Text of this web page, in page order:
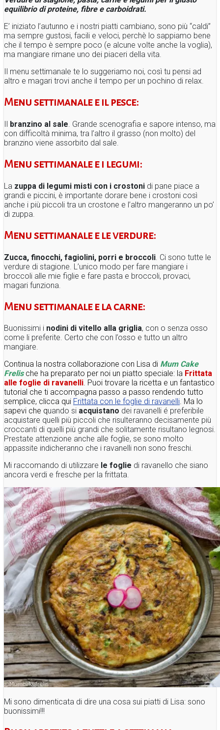
equilibrio di proteine, fibre e carboidrati.
E’ iniziato l’autunno e i nostri piatti cambiano, sono più “caldi”
ma sempre gustosi, facili e veloci, perchè lo sappiamo bene
che il tempo è sempre poco (e alcune volte anche la voglia),
ma mangiare rimane uno dei piaceri della vita.
Il menu settimanale te lo suggeriamo noi, così tu pensi ad
altro e magari trovi anche il tempo per un pochino di relax.
Menu settimanale e il pesce:
Il branzino al sale. Grande scenografia e sapore intenso, ma
con difficoltà minima, tra l’altro il grasso (non molto) del
branzino viene assorbito dal sale.
Menu settimanalee i legumi:
La zuppa di legumi misti con i crostoni di pane piace a
grandi e piccini, è importante dorare bene i crostoni così
anche i più piccoli tra un crostone e l’altro mangeranno un po’
di zuppa.
Menu settimanale e le verdure:
Zucca, finocchi, fagiolini, porri e broccoli . Ci sono tutte le
verdure di stagione. L’unico modo per fare mangiare i
broccoli alle mie figlie e fare pasta e broccoli, provaci,
magari funziona.
Menu settimanale e la carne:
Buonissimi i nodini di vitello alla griglia, con o senza osso
come li preferite. Certo che con l’osso e tutto un altro
mangiare.
Continua la nostra collaborazione con Lisa di Mum Cake
Frelis che ha preparato per noi un piatto speciale: la Frittata
alle foglie di ravanelli. Puoi trovare la ricetta e un fantastico
tutorial che ti accompagna passo a passo rendendo tutto
semplice, clicca qui Frittata con le foglie di ravanelli. Ma lo
sapevi che quando si acquistano dei ravanelli é preferibile
acquistare quelli più piccoli che risulteranno decisamente più
croccanti di quelli più grandi che solitamente risultano legnosi.
Prestate attenzione anche alle foglie, se sono molto
appassite indicheranno che i ravanelli non sono freschi.
Mi raccomando di utilizzare le foglie di ravanello che siano
ancora verdi e fresche per la frittata.
Mi sono dimenticata di dire una cosa sui piatti di Lisa: sono
buonissimi!!!